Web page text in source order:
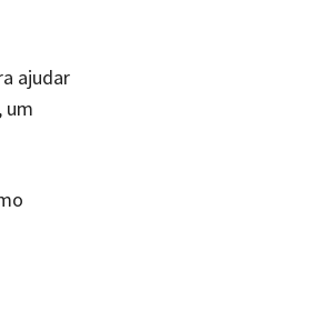
ajudar
um